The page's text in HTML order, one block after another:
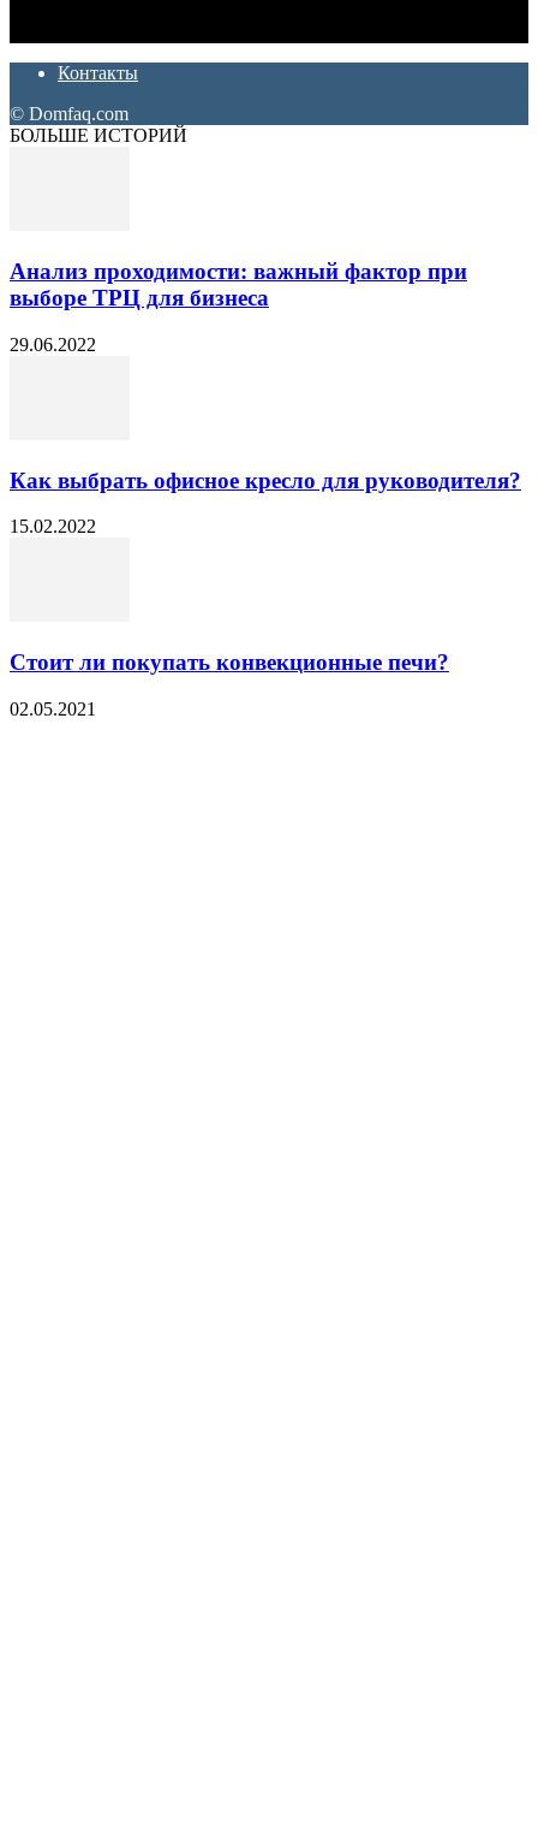
Контакты
© Domfaq.com
БОЛЬШЕ ИСТОРИЙ
Анализ проходимости: важный фактор при
выборе ТРЦ для бизнеса
29.06.2022
Как выбрать офисное кресло для руководителя?
15.02.2022
Стоит ли покупать конвекционные печи?
02.05.2021